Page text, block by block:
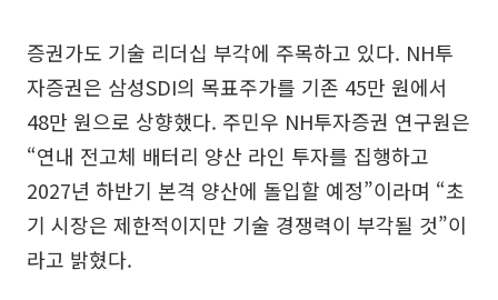
증권가도 기술 리더십 부각에 주목하고 있다. NH투
자증권은 삼성SDI의 목표주가를 기존 45만 원에서
48만 원으로 상향했다. 주민우 NH투자증권 연구원은
“연내 전고체 배터리 양산 라인 투자를 집행하고
2027년 하반기 본격 양산에 돌입할 예정”이라며 “초
기 시장은 제한적이지만 기술 경쟁력이 부각될 것”이
라고 밝혔다.